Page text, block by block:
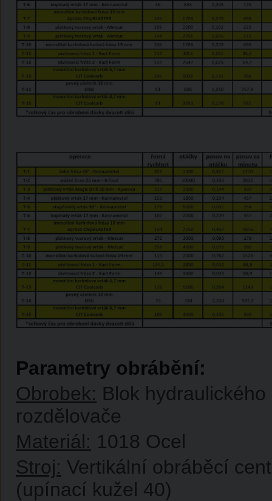
Parametry obrábění:
Obrobek: Blok hydraulického
rozdělovače
Materiál: 1018 Ocel
Stroj: Vertikální obráběcí
(upínací kužel 40)